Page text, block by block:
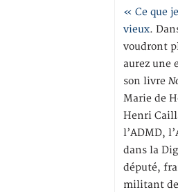
« Ce que
vieux.
voudront
aurez une
son livre
Marie de
Henri
l’ADMD,
dans la
député,
militant de